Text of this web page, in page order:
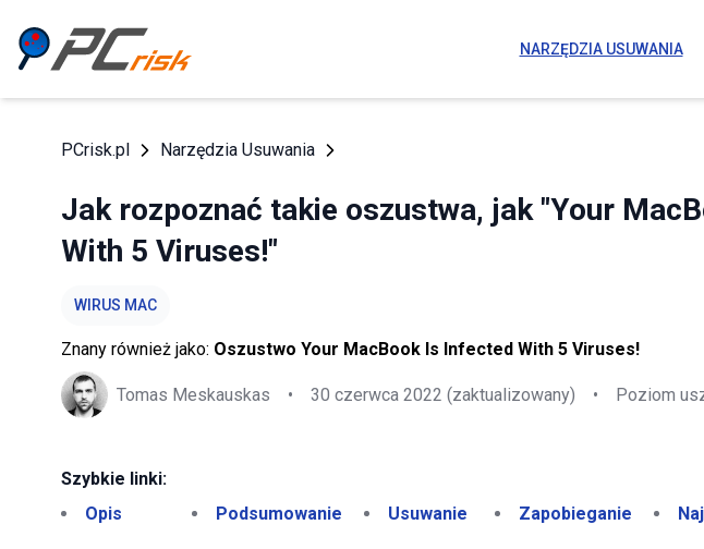
NARZĘDZIA USUWANIA
PCrisk.pl Narzędzia Usuwania
Jak rozpoznać takie oszustwa, jak "Your
With 5 Viruses!"
WIRUS MAC
Znany również jako: Oszustwo Your MacBook Is Infected With 5 Viruses!
Tomas Meskauskas • 30 czerwca 2022 (zaktualizowany) • Poziom
Szybkie linki:
Opis
Podsumowanie Usuwanie Zapobieganie